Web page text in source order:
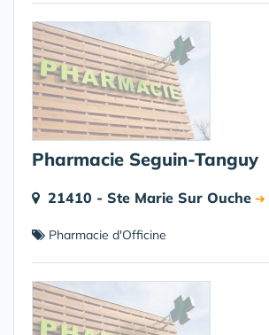
Pharmacie Seguin-Tanguy
21410 - Ste Marie Sur Ouche ➔
Pharmacie d'Officine